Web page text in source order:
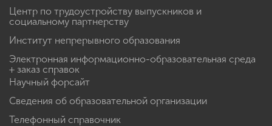
Центр по трудоустройству выпускников и
социальному партнерству
Институт непрерывного образования
Электронная информационно-образовательная среда
+ заказ справок
Научный форсайт
Сведения об образовательной организации
Телефонный справочник